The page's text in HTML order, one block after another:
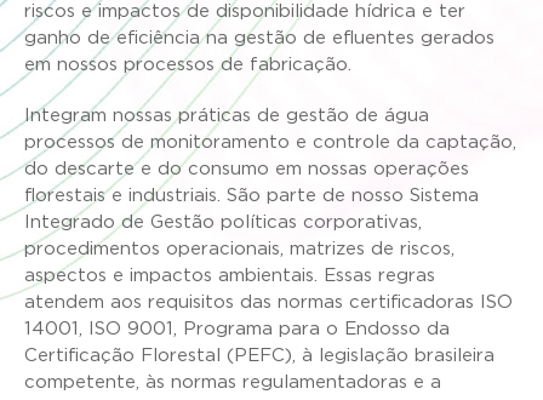
riscos e impactos de disponibilidade hídrica e ter
ganho de eficiência na gestão de efluentes gerados
em nossos processos de fabricação.
Integram nossas práticas de gestão de água
processos de monitoramento e controle da captação,
do descarte e do consumo em nossas operações
florestais e industriais. São parte de nosso Sistema
Integrado de Gestão políticas corporativas,
procedimentos operacionais, matrizes de riscos,
aspectos e impactos ambientais. Essas regras
atendem aos requisitos das normas certificadoras ISO
14001, ISO 9001, Programa para o Endosso da
Certificação Florestal (PEFC), à legislação brasileira
competente, às normas regulamentadoras e a